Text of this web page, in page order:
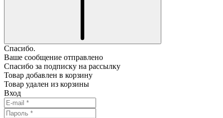
Спасибо.
Ваше сообщение отправлено
Спасибо за подписку на рассылку
Товар добавлен в корзину
Товар удален из корзины
Вход